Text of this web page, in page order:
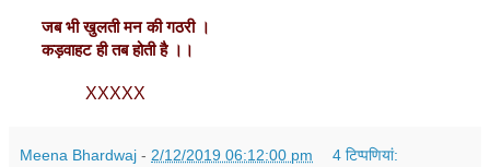
       जब भी खुलती मन की गठरी ।
       कड़वाहट ही तब होती है ।।
XXXXX
Meena Bhardwaj - 2/12/2019 06:12:00 pm 4 टिप्‍पणियां: